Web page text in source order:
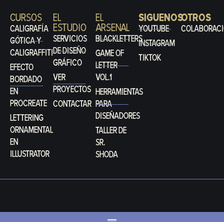
CURSOS
CALIGRAFÍA
GÓTICA Y
CALIGRAFFITI
EFECTO
BORDADO
EN
PROCREATE
LETTERING
ORNAMENTAL
EN
ILLUSTRATOR
EL
ESTUDIO
SERVICIOS
DE DISEÑO
GRÁFICO
VER
PROYECTOS
CONTACTAR
EL
ARSENAL
BLACKLETTERS
GAME OF
LETTER
VOL.1
HERRAMIENTAS
PARA
DISEÑADORES
TALLER DE
SR.
SHODA
SIGUENOS
YOUTUBE
INSTAGRAM
TIKTOK
OTROS